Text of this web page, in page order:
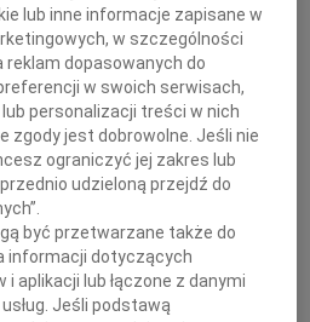
lub inne informacje zapisane w
w szczególności
dopasowanych do
w swoich serwisach,
personalizacji treści w nich
zgody jest dobrowolne. Jeśli nie
ograniczyć jej zakres lub
udzieloną przejdź do
być przetwarzane także do
informacji dotyczących
aplikacji lub łączone z danymi
Jeśli podstawą